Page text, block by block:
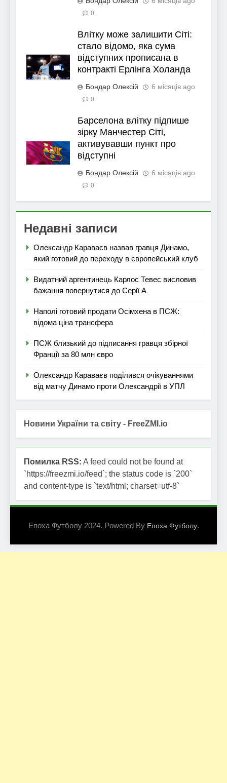
0
Влітку може залишити Сіті:
стало відомо, яка сума
відступних прописана в
контракті Ерлінга Холанда
Бондар Олексій 6 місяців ago
0
Барселона влітку підпише
зірку Манчестер Сіті,
активувавши пункт про
відступні
Бондар Олексій 6 місяців ago
0
Недавні записи
Олександр Караваєв назвав гравця Динамо,
який готовий до переходу в європейський клуб
Видатний аргентинець Карлос Тевес висловив
бажання повернутися до Серії А
Наполі готовий продати Осімхена в ПСЖ:
відома ціна трансфера
ПСЖ близький до підписання гравця збірної
Франції за 80 млн євро
Олександр Караваєв поділився очікуваннями
від матчу Динамо проти Олександрії в УПЛ
Новини України та світу - FreeZMI.io
Помилка RSS: A feed could not be found at
`https://freezmi.io/feed`; the status code is `200`
and content-type is `text/html; charset=utf-8`
Епоха Футболу 2024. Powered By Епоха Футболу.